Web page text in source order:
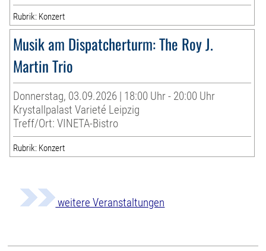
Rubrik: Konzert
Musik am Dispatcherturm: The Roy J.
Martin Trio
Donnerstag, 03.09.2026 | 18:00 Uhr - 20:00 Uhr
Krystallpalast Varieté Leipzig
Treff/Ort: VINETA-Bistro
Rubrik: Konzert
weitere Veranstaltungen